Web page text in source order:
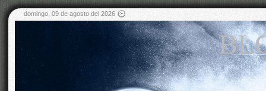
domingo, 09 de agosto del 2026